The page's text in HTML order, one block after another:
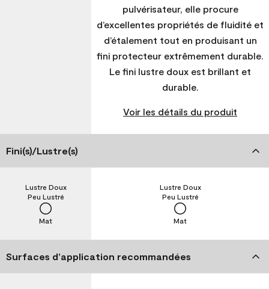
pulvérisateur, elle procure
d’excellentes propriétés de fluidité et
d’étalement tout en produisant un
fini protecteur extrêmement durable.
Le fini lustre doux est brillant et
durable.
Voir les détails du produit
Fini(s)/Lustre(s)
Mat
Peu Lustré
Lustre Doux
Mat
Peu Lustré
Lustre Doux
Surfaces d’application recommandées